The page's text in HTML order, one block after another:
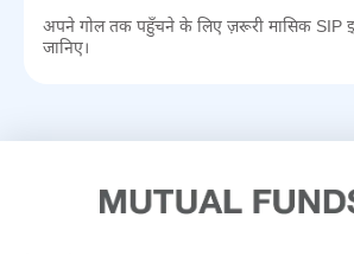
अपने गोल तक पहुँचने के लिए ज़रूरी मासिक SIP
जानिए।